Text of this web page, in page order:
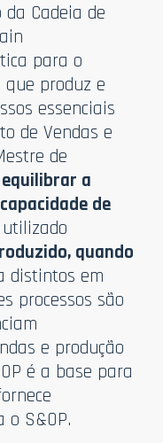
da Cadeia de
para o
produz e
essenciais
de Vendas e
de
equilibrar a
de
quando
distintos em
processos são
e produção
é a base para
S&OP.